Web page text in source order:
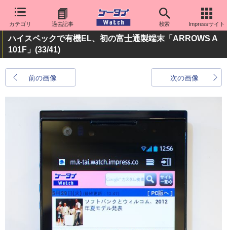
カテゴリ 過去記事 検索 Impressサイト
ハイスペックで有機EL、初の富士通製端末「ARROWS A
101F」 (33/41)
前の画像 次の画像